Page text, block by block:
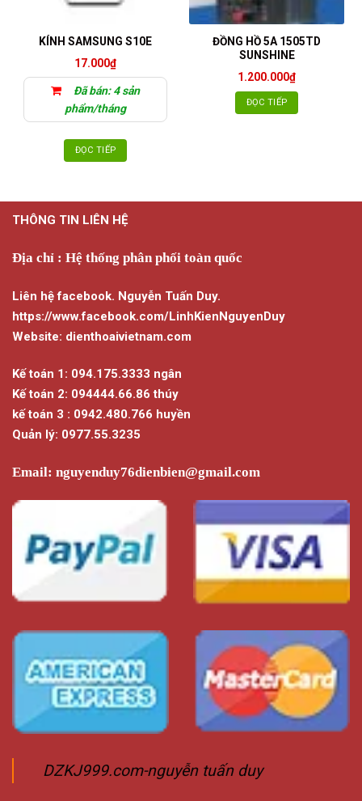
được
trên
trang
sản
KÍNH SAMSUNG S10E
17.000₫
Đã bán: 4 sản
phẩm/tháng
ĐỌC TIẾP
ĐỒNG HỒ 5A 1505TD
SUNSHINE
1.200.000₫
ĐỌC TIẾP
THÔNG TIN LIÊN HỆ
Địa chỉ : Hệ thống phân phối toàn quốc
Liên hệ facebook. Nguyễn Tuấn Duy.
https://www.facebook.com/LinhKienNguyenDuy
Website: dienthoaivietnam.com
Kế toán 1: 094.175.3333 ngân
Kế toán 2: 094444.66.86 thúy
kế toán 3 : 0942.480.766 huyền
Quản lý: 0977.55.3235
Email: nguyenduy76dienbien@gmail.com
DZKJ999.com-nguyễn tuấn duy